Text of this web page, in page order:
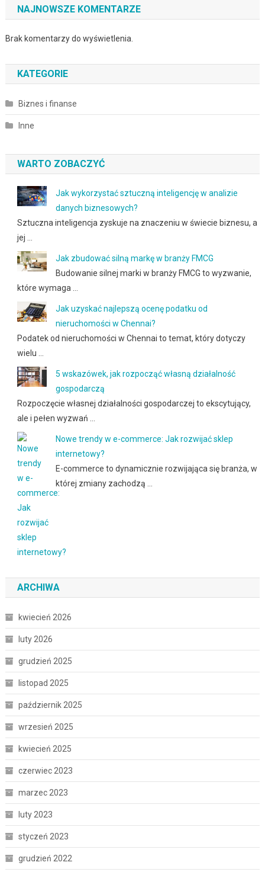
NAJNOWSZE KOMENTARZE
Brak komentarzy do wyświetlenia.
KATEGORIE
Biznes i finanse
Inne
WARTO ZOBACZYĆ
Jak wykorzystać sztuczną inteligencję w analizie
danych biznesowych?
Sztuczna inteligencja zyskuje na znaczeniu w świecie biznesu, a
jej …
Jak zbudować silną markę w branży FMCG
Budowanie silnej marki w branży FMCG to wyzwanie,
które wymaga …
Jak uzyskać najlepszą ocenę podatku od
nieruchomości w Chennai?
Podatek od nieruchomości w Chennai to temat, który dotyczy
wielu …
5 wskazówek, jak rozpocząć własną działalność
gospodarczą
Rozpoczęcie własnej działalności gospodarczej to ekscytujący,
ale i pełen wyzwań …
Nowe trendy w e-commerce: Jak rozwijać sklep
internetowy?
E-commerce to dynamicznie rozwijająca się branża, w
której zmiany zachodzą …
ARCHIWA
kwiecień 2026
luty 2026
grudzień 2025
listopad 2025
październik 2025
wrzesień 2025
kwiecień 2025
czerwiec 2023
marzec 2023
luty 2023
styczeń 2023
grudzień 2022